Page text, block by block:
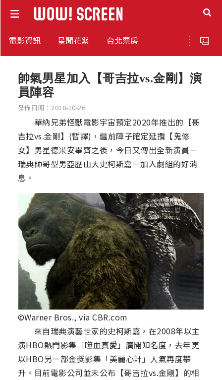
電影資訊 星聞花絮 台北票房
帥氣男星加入【哥吉拉vs.金剛】演
員陣容
發佈日期：2018-10-26
華納兄弟怪獸電影宇宙預定2020年推出的【哥
吉拉vs.金剛】(暫譯)，繼前陣子確定延攬【鬼修
女】男星德米安畢齊之後，今日又傳出全新演員－
瑞典帥哥型男亞歷山大史柯斯嘉－加入劇組的好消
息。
©Warner Bros., via CBR.com
來自瑞典演藝世家的史柯斯嘉，在2008年以主
演HBO熱門影集「噬血真愛」廣開知名度，去年更
以HBO另一部金獎影集「美麗心計」人氣再度攀
升。目前電影公司並未公布【哥吉拉vs.金剛】的相